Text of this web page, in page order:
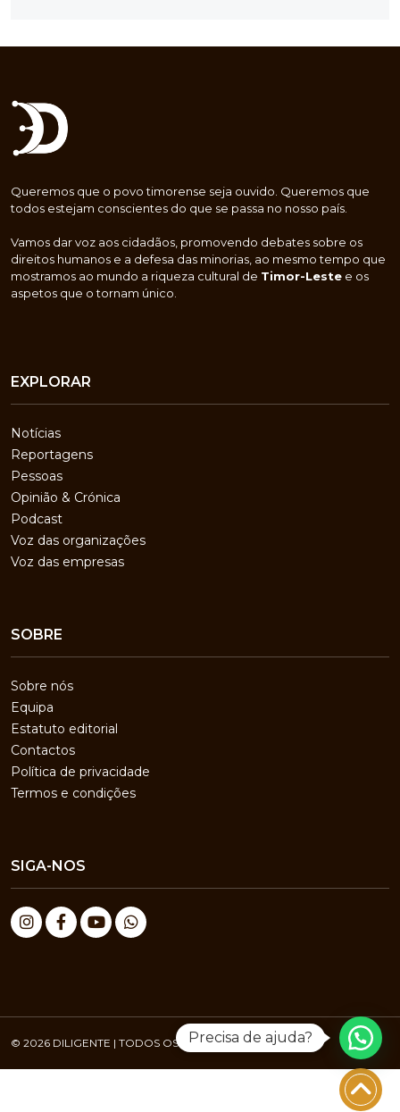
Queremos que o povo timorense seja ouvido. Queremos que
todos estejam conscientes do que se passa no nosso país.
Vamos dar voz aos cidadãos, promovendo debates sobre os
direitos humanos e a defesa das minorias, ao mesmo tempo que
mostramos ao mundo a riqueza cultural de Timor-Leste e os
aspetos que o tornam único.
EXPLORAR
Notícias
Reportagens
Pessoas
Opinião & Crónica
Podcast
Voz das organizações
Voz das empresas
SOBRE
Sobre nós
Equipa
Estatuto editorial
Contactos
Política de privacidade
Termos e condições
SIGA-NOS
© 2026 DILIGENTE | TODOS OS DIREITOS RESERVADOS
Precisa de ajuda?